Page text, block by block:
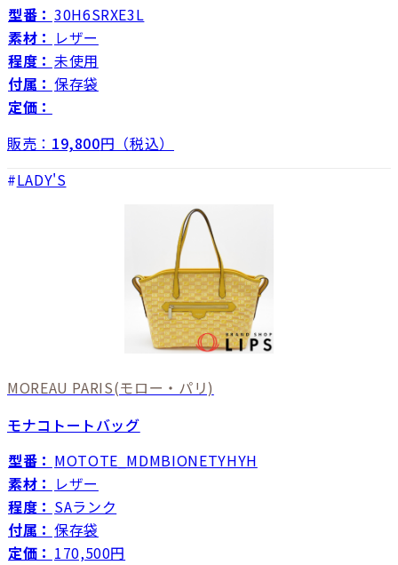
型番： 30H6SRXE3L
素材： レザー
程度： 未使用
付属： 保存袋
定価：
販売： 19,800円（税込）
LADY'S
MOREAU PARIS(モロー・パリ)
モナコトートバッグ
型番： MOTOTE_MDMBIONETYHYH
素材： レザー
程度： SAランク
付属： 保存袋
定価： 170,500円